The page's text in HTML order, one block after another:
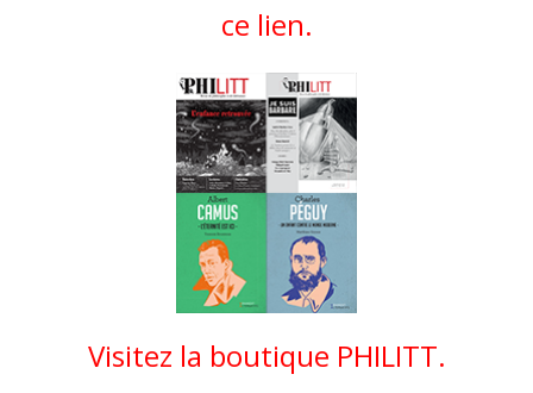
ce lien.
Visitez la boutique PHILITT.